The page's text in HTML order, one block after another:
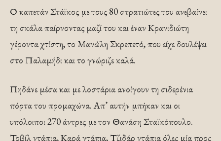
Ο καπετάν Στάϊκος με τους 80 στρατιώτες του ανεβαίνει
τη σκάλα παίρνοντας μαζί του και έναν Κρανιδιώτη
γέροντα χτίστη, το Μανώλη Σκρεπετό, που είχε δουλέψει
στο Παλαμήδι και το γνώριζε καλά.
Πηδάνε μέσα και με λοστάρια ανοίγουν τη σιδερένια
πόρτα του προμαχώνα. Απ’ αυτήν μπήκαν και οι
υπόλοιποι 270 άντρες με τον Θανάση Σταϊκόπουλο.
Τοβίλ ντάπια, Καρά ντάπια, Τζιδάρ ντάπια όλες μία προς